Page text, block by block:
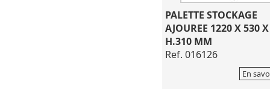
PALETTE STOCKAGE
AJOUREE 1220 X 530 X
H.310 MM
Ref. 016126
En